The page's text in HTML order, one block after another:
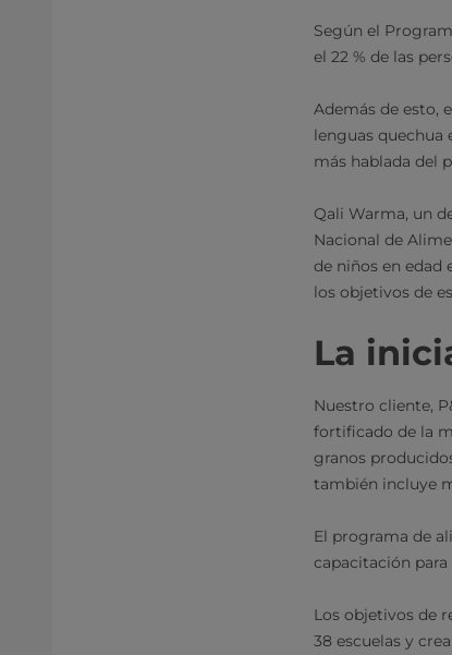
Según el
el 22 % de las
Además de esto,
lenguas quechua
más hablada del
Qali Warma, un
Nacional de
de niños en edad
los objetivos de
La
Nuestro cliente,
fortificado de la
granos
también incluye
El programa de
capacitación
Los objetivos de
38 escuelas y